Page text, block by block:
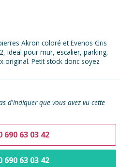
Akron coloré et Evenos Gris
ideal pour mur, escalier, parking.
original. Petit stock donc soyez
d'indiquer que vous avez vu cette
690 63 03 42
690 63 03 42